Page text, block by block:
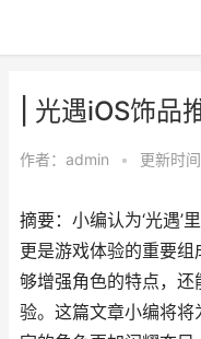
| 光遇iOS饰品
作者： admin • 更新时
摘要：小编认为‘光遇’
更是游戏体验的重要
够增强角色的特点，
验。这篇文章小编将